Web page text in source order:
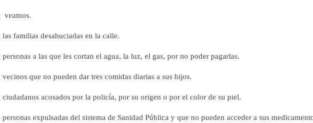
veamos.
familias desahuciadas en la calle.
a las que les cortan el agua, la luz, el gas, por no poder pagarlas.
que no pueden dar tres comidas diarias a sus hijos.
acosados por la policía, por su origen o por el color de su piel.
expulsadas del sistema de Sanidad Pública y que no pueden acceder a sus